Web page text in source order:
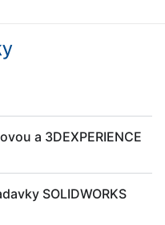
a 3DEXPERIENCE
SOLIDWORKS